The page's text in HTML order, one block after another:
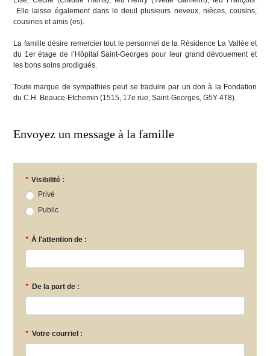
Elle laisse également dans le deuil plusieurs neveux, nièces, cousins,
cousines et amis (es).
La famille désire remercier tout le personnel de la Résidence La Vallée et
du 1er étage de l’Hôpital Saint-Georges pour leur grand dévouement et
les bons soins prodigués.
Toute marque de sympathies peut se traduire par un don à la Fondation
du C.H. Beauce-Etchemin (1515, 17e rue, Saint-Georges, G5Y 4T8).
Envoyez un message à la famille
* Visibilité :
Privé
Public
* À l'attention de :
* De la part de :
* Votre courriel :